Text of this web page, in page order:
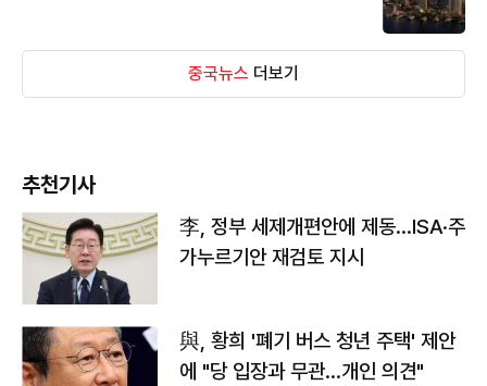
중국뉴스 더보기
추천기사
李, 정부 세제개편안에 제동…ISA·주
가누르기안 재검토 지시
與, 황희 '폐기 버스 청년 주택' 제안
에 "당 입장과 무관…개인 의견"